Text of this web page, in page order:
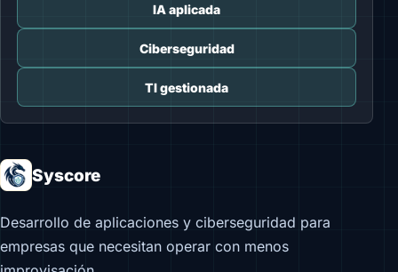
IA aplicada
Ciberseguridad
TI gestionada
Syscore
Desarrollo de aplicaciones y ciberseguridad para
empresas que necesitan operar con menos